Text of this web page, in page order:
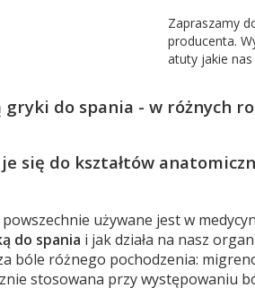
Zapraszamy
producenta.
atuty jakie
gryki do spania - w różnych
się do kształtów
używane jest w
do spania i jak działa na nasz
bóle różnego pochodzenia:
stosowana przy występowaniu